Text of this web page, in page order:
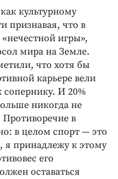
культурному
признавая, что в
игры»,
мира на Земле.
что хотя бы
карьере вели
И 20%
никогда не
Противоречие в
в целом спорт — это
я принадлежу к этому
его
оставаться